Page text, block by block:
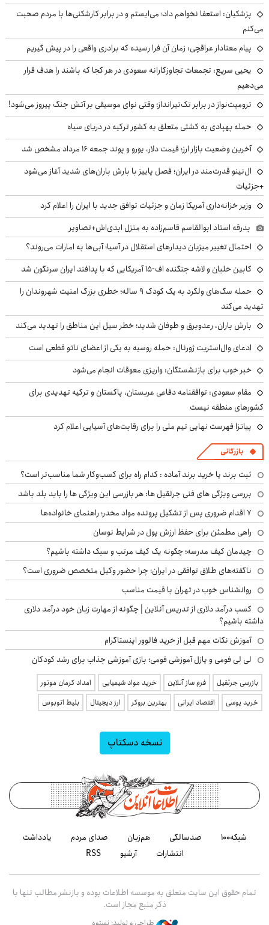
پزشکیان: استعفا نخواهم داد؛ می‌ایستم و در برابر کارشکنی‌ها با مردم صحبت
می‌کنم
پیام معنادار عراقچی: زمان آن فرا رسیده که برادری واقعی را در پیش گیریم
یحیی سریع: تجمعات تجاوزکارانه سعودی در هر کجا که باشند را هدف قرار
می‌دهیم
ترومپت‌نواز در برابر تک‌تیرانداز؛ وقتی نوای موسیقی بر آتش جنگ پیروز می‌شود!
حمله پهپادی به کشتی متعلق به کشور ترکیه در دریای سیاه
آخرین وضعیت بازار ارز؛ قیمت دلار، یورو و پوند جمعه ۱۶ مرداد مشخص شد
ال‌نینو قدرت‌مند در ایران؛ فصل پاییز با بارش باران‌های شدید آغاز می‌شود
+جزئیات
وزیر خزانه‌داری آمریکا زمان و جزئیات توافق جدید با ایران را اعلام کرد
بدرقه استاد ابوالقاسم قاسم‌زاده به منزل ابدی‌اش+تصاویر
احتمال تغییر میزبان دیدارهای استقلال در آسیا؛ آبی‌ها به امارات می‌روند؟
کابین خلبان و لاشه جنگنده اف-۱۵ آمریکایی که با پدافند ایران سرنگون شد
حمله سگ‌های ولگرد به یک کودک ۹ ساله؛ خطری بزرگ امنیت شهروندان را
تهدید می‌کند
بارش باران، رعدوبرق و طوفان شدید؛ خطر سیل این مناطق را تهدید می‌کند
ادعای وال‌استریت ژورنال: حمله روسیه به یکی از اعضای ناتو قطعی است
خبر خوب برای بازنشستگان: واریزی معوقات انجام می‌شود
مقام سعودی: توافقنامه دفاعی عربستان، پاکستان و ترکیه تهدیدی برای
کشورهای منطقه نیست
پیاتزا فهرست نهایی تیم ملی را برای رقابت‌های آسیایی اعلام کرد
بازرگانی
ثبت برند یا خرید برند آماده : کدام راه برای کسب‌وکار شما مناسب‌تر است؟
بررسی ویژگی های فنی جرثقیل ها: هر بازرسی این ویژگی ها را باید بلد باشد
۷ اقدام ضروری پس از تشکیل پرونده مواد مخدر؛ راهنمای خانواده‌ها
راهی مطمئن برای حفظ ارزش پول در شرایط نوسان
چیدمان کیف مدرسه؛ چگونه یک کیف مرتب و سبک داشته باشیم؟
ناگفته‌های طلاق توافقی در ایران؛ چرا حضور وکیل متخصص ضروری است؟
روانشناس خوب در تهران با قیمت مناسب
کسب درآمد دلاری از تدریس آنلاین | چگونه از مهارت زبان خود درآمد دلاری
داشته باشیم؟
آموزش نکات مهم قبل از خرید فالوور اینستاگرام
لی لی فومی و پازل آموزشی فومی؛ بازی آموزشی جذاب برای رشد کودکان
بازرسی جرثقیل فرم ساز آنلاین خرید مواد شیمیایی
امداد کرمان موتور
خرید یوسی
اقتصاد ایرانی بهترین بروکر ارز دیجیتال بلیط اتوبوس
نسخه دسکتاپ
شبکه۱۰۰ صدسالگی هم‌زبان صدای مردم
یادداشت
انتشارات
آرشیو RSS
تمام حقوق این سایت متعلق به موسسه اطلاعات بوده و بازنشر مطالب تنها با
ذکر منبع مجاز است.